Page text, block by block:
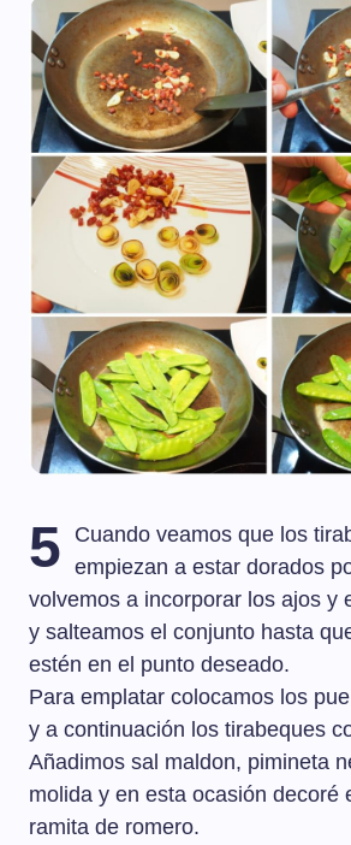
5
Cuando veamos que los
empiezan a estar dorados
volvemos a incorporar los ajos y
y salteamos el conjunto hasta
estén en el punto deseado.
Para emplatar colocamos los
y a continuación los tirabeques
Añadimos sal maldon, pimineta
molida y en esta ocasión decoré
ramita de romero.